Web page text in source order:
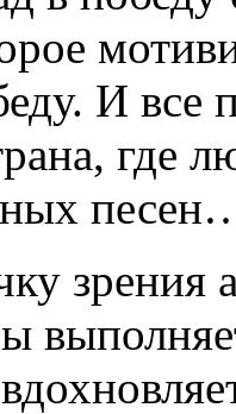
И все
где
зрения